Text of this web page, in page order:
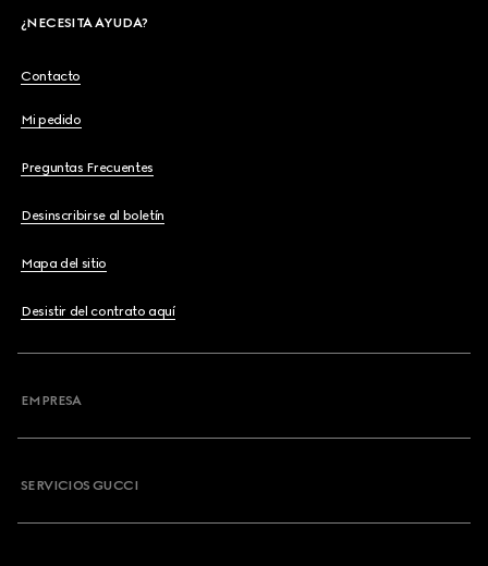
¿NECESITA AYUDA?
Contacto
Mi pedido
Preguntas Frecuentes
Desinscribirse al boletín
Mapa del sitio
Desistir del contrato aquí
EMPRESA
SERVICIOS GUCCI